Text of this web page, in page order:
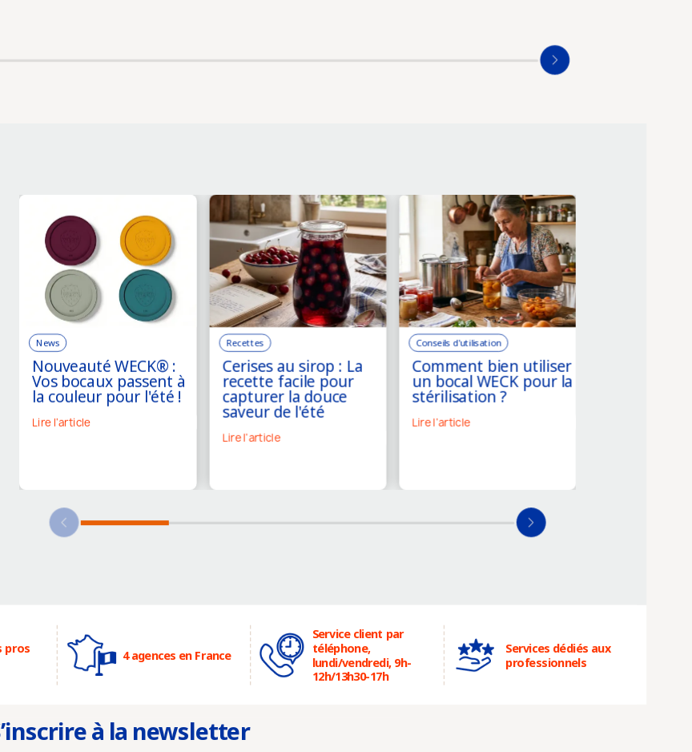
News
Nouveauté WECK® :
Vos bocaux passent à
la couleur pour l'été !
Lire l'article
Recettes
Cerises au sirop : La
recette facile pour
capturer la douce
saveur de l'été
Lire l'article
Conseils d'utilisation
Comment bien utiliser
un bocal WECK pour la
stérilisation ?
Lire l'article
pros
4 agences en France
Service client par
téléphone,
lundi/vendredi, 9h-
12h/13h30-17h
Services dédiés aux
professionnels
à la newsletter